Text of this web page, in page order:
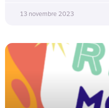
13 novembre 2023